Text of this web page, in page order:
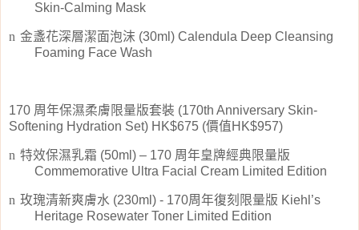
Skin-Calming Mask
n 金盞花深層潔面泡沫 (30ml) Calendula Deep Cleansing
Foaming Face Wash
170 周年保濕柔膚限量版套裝 (170th Anniversary Skin-
Softening Hydration Set) HK$675 (價值HK$957)
n 特效保濕乳霜 (50ml) – 170 周年皇牌經典限量版
Commemorative Ultra Facial Cream Limited Edition
n 玫瑰清新爽膚水 (230ml) - 170周年復刻限量版 Kiehl’s
Heritage Rosewater Toner Limited Edition